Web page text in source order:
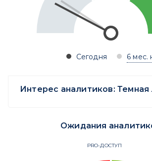
Сегодня 6 мес.
Интерес аналитиков: Темная
Ожидания
PRO-ДОСТУП